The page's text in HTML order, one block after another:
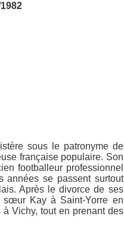
sous le patronyme de
française populaire. Son
footballeur professionnel
années se passent surtout
Après le divorce de ses
sœur Kay à Saint-Yorre en
Vichy, tout en prenant des